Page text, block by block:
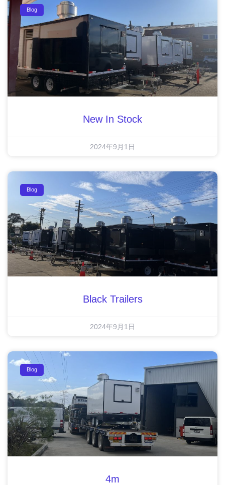
Blog
New In Stock
2024年9月1日
Blog
Black Trailers
2024年9月1日
Blog
4m